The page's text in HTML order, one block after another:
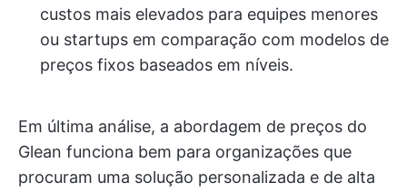
custos mais elevados para equipes menores
ou startups em comparação com modelos de
preços fixos baseados em níveis.
Em última análise, a abordagem de preços do
Glean funciona bem para organizações que
procuram uma solução personalizada e de alta